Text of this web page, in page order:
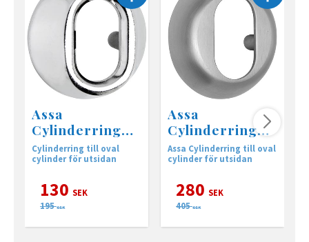
Assa
Cylinderring
kombi
Cylinderring till oval
cylinder för utsidan
130 SEK
195 SEK
Assa
Cylinderring
Rostfri
Assa Cylinderring till oval
cylinder för utsidan
280 SEK
405 SEK